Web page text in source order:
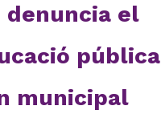
denuncia el
municipal